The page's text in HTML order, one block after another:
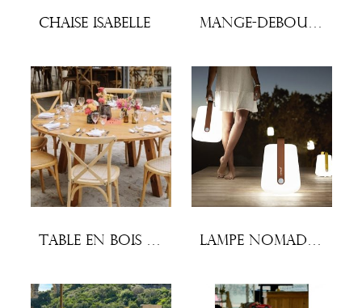
Chaise Isabelle Mange-debout à housser, pieds croisés
Table en bois ronde 8 personnes Lampe nomade Balad